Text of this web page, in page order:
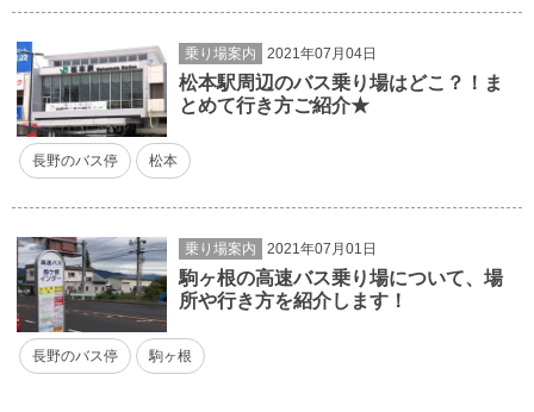
乗り場案内 2021年07月04日
松本駅周辺のバス乗り場はどこ？！ま
とめて行き方ご紹介★
長野のバス停 松本
乗り場案内 2021年07月01日
駒ヶ根の高速バス乗り場について、場
所や行き方を紹介します！
長野のバス停 駒ヶ根